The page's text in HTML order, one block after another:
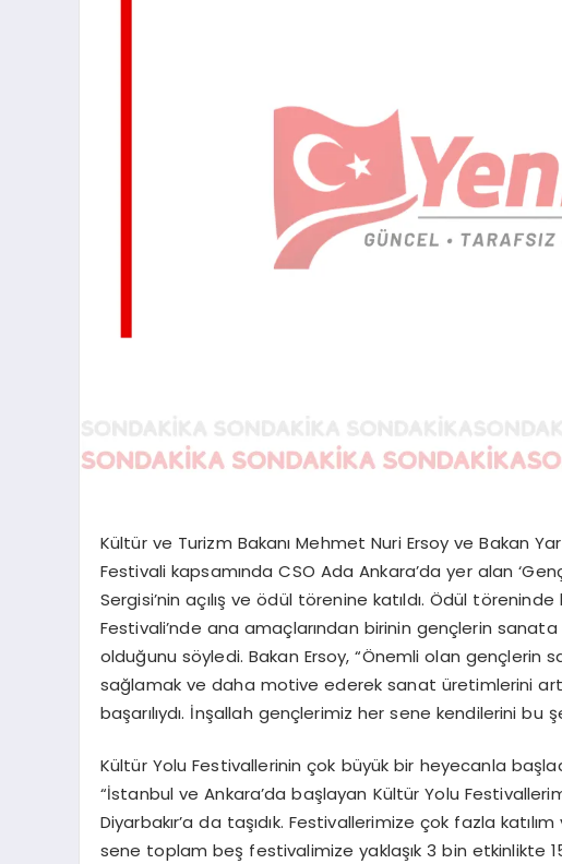
Kültür ve Turizm Bakanı Mehmet Nuri Ersoy ve Bakan
Festivali kapsamında CSO Ada Ankara’da yer alan ‘
Sergisi’nin açılış ve ödül törenine katıldı. Ödül
Festivali’nde ana amaçlarından birinin gençlerin
olduğunu söyledi. Bakan Ersoy, “Önemli olan gençlerin
sağlamak ve daha motive ederek sanat üretimlerini
başarılıydı. İnşallah gençlerimiz her sene kendilerini
Kültür Yolu Festivallerinin çok büyük bir heyecanla
“İstanbul ve Ankara’da başlayan Kültür Yolu
Diyarbakır’a da taşıdık. Festivallerimize çok fazla
sene toplam beş festivalimize yaklaşık 3 bin etkinlikte